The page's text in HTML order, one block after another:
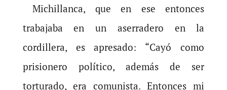
Michillanca, que en ese entonces
trabajaba en un aserradero en la
cordillera, es apresado: “Cayó como
prisionero político, además de ser
torturado, era comunista. Entonces mi